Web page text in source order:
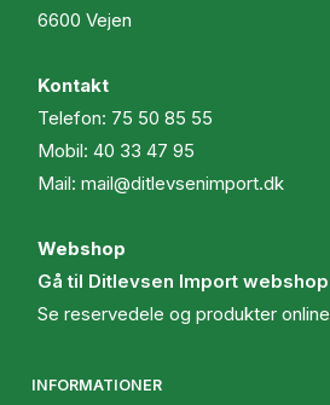
6600 Vejen
Kontakt
Telefon: 75 50 85 55
Mobil: 40 33 47 95
Mail: mail@ditlevsenimport.dk
Webshop
Gå til Ditlevsen Import webshop
Se reservedele og produkter online
INFORMATIONER